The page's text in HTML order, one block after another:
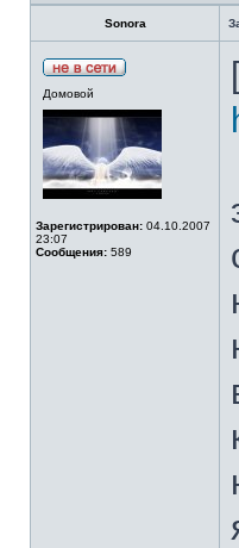
Sonora
Домовой
Зарегистрирован: 04.10.2007
23:07
Сообщения: 589